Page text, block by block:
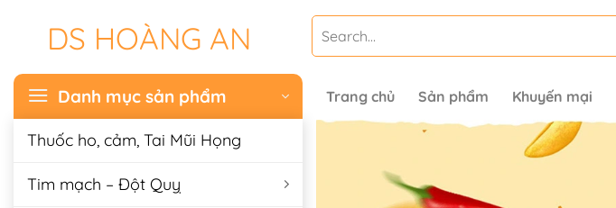
dung
DS HOÀNG AN
Search
for:
Danh mục sản phẩm
Thuốc ho, cảm, Tai Mũi Họng
Tim mạch – Đột Quỵ
Trang chủ Sản phẩm Khuyến mại